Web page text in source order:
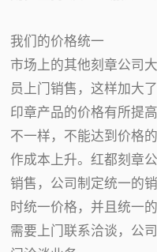
我们的价格统一
市场上的其他刻章公司
员上门销售，这样加大
印章产品的价格有所提
不一样，不能达到价格
作成本上升。红都刻章
销售，公司制定统一的
时统一价格，并且统一
需要上门联系洽谈，公